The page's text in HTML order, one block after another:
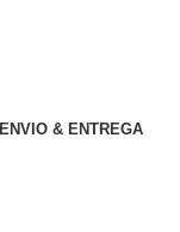
ENVIO & ENTREGA